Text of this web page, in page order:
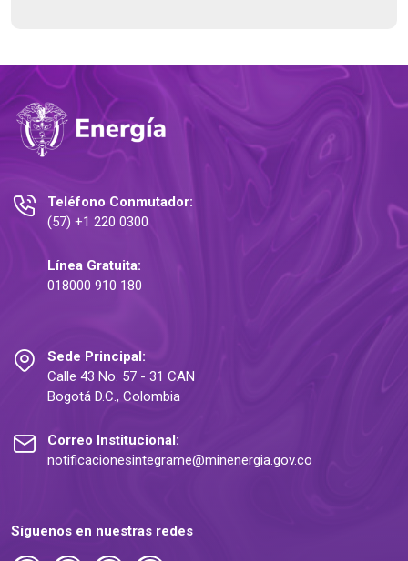
Teléfono Conmutador:
(57) +1 220 0300
Línea Gratuita:
018000 910 180
Sede Principal:
Calle 43 No. 57 - 31 CAN
Bogotá D.C., Colombia
Correo Institucional:
notificacionesintegrame@minenergia.gov.co
Síguenos en nuestras redes